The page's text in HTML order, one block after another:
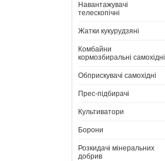
Навантажувачі
телескопічні
Жатки кукурудзяні
Комбайни
кормозбиральні самохідні
Обприскувачі самохідні
Прес-підбирачі
Культиватори
Борони
Розкидачі мінеральних
добрив